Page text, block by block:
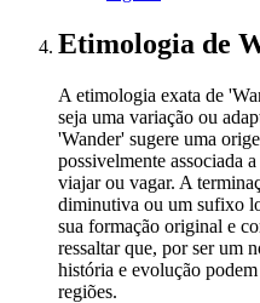
Etimologia de
A etimologia exata de
seja uma variação ou
'Wander' sugere uma
possivelmente associada
viajar ou vagar. A
diminutiva ou um sufixo
sua formação original e
ressaltar que, por ser um
história e evolução
regiões.